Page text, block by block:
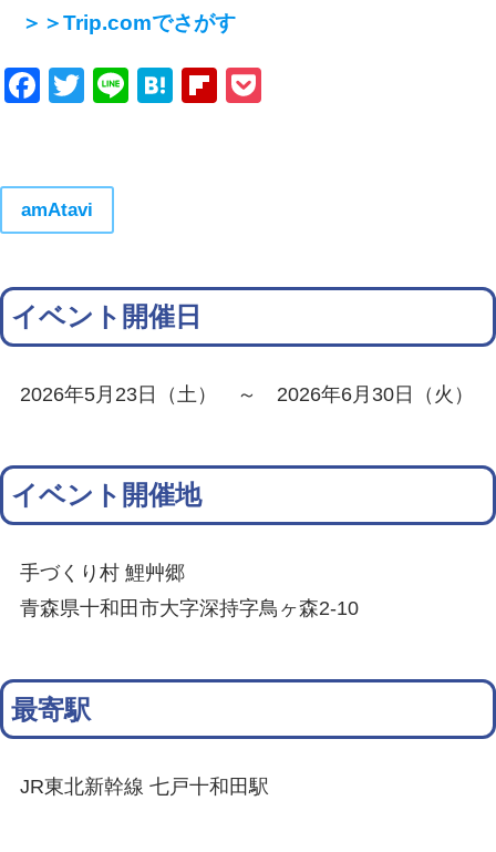
＞＞Trip.comでさがす
Facebook
Twitter
LineHatenaFlipboard
amAtavi
イベント開催日
2026年5月23日（土） ～ 2026年6月30日（火）
イベント開催地
手づくり村 鯉艸郷
青森県十和田市大字深持字鳥ヶ森2-10
最寄駅
JR東北新幹線 七戸十和田駅